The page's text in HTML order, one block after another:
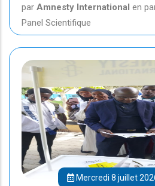
par Amnesty International en
Panel Scientifique
Mercredi 8 juillet